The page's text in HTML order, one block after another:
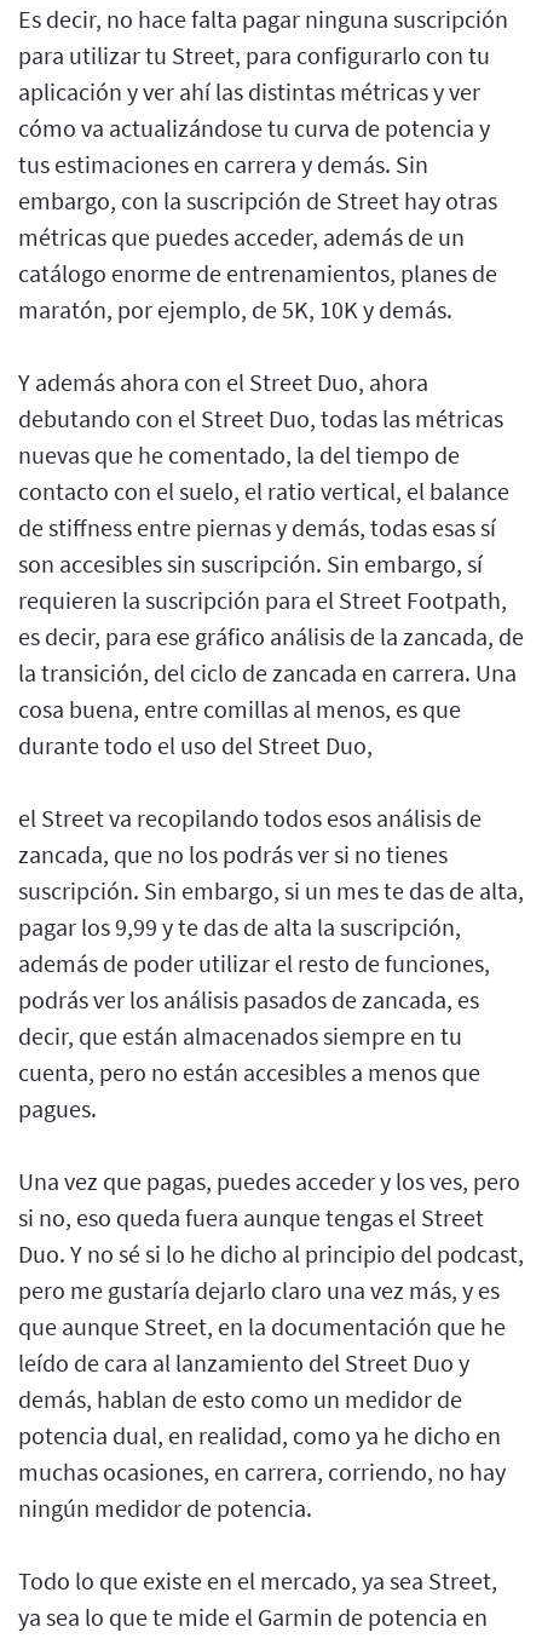
Es decir, no hace falta pagar ninguna suscripción
para utilizar tu Street, para configurarlo con tu
aplicación y ver ahí las distintas métricas y ver
cómo va actualizándose tu curva de potencia y
tus estimaciones en carrera y demás. Sin
embargo, con la suscripción de Street hay otras
métricas que puedes acceder, además de un
catálogo enorme de entrenamientos, planes de
maratón, por ejemplo, de 5K, 10K y demás.
Y además ahora con el Street Duo, ahora
debutando con el Street Duo, todas las métricas
nuevas que he comentado, la del tiempo de
contacto con el suelo, el ratio vertical, el balance
de stiffness entre piernas y demás, todas esas sí
son accesibles sin suscripción. Sin embargo, sí
requieren la suscripción para el Street Footpath,
es decir, para ese gráfico análisis de la zancada, de
la transición, del ciclo de zancada en carrera. Una
cosa buena, entre comillas al menos, es que
durante todo el uso del Street Duo,
el Street va recopilando todos esos análisis de
zancada, que no los podrás ver si no tienes
suscripción. Sin embargo, si un mes te das de alta,
pagar los 9,99 y te das de alta la suscripción,
además de poder utilizar el resto de funciones,
podrás ver los análisis pasados de zancada, es
decir, que están almacenados siempre en tu
cuenta, pero no están accesibles a menos que
pagues.
Una vez que pagas, puedes acceder y los ves, pero
si no, eso queda fuera aunque tengas el Street
Duo. Y no sé si lo he dicho al principio del podcast,
pero me gustaría dejarlo claro una vez más, y es
que aunque Street, en la documentación que he
leído de cara al lanzamiento del Street Duo y
demás, hablan de esto como un medidor de
potencia dual, en realidad, como ya he dicho en
muchas ocasiones, en carrera, corriendo, no hay
ningún medidor de potencia.
Todo lo que existe en el mercado, ya sea Street,
ya sea lo que te mide el Garmin de potencia en